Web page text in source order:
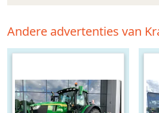
Andere advertenties van